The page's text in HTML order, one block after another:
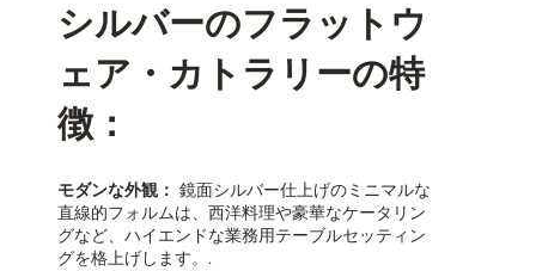
シルバーのフラットウ
ェア・カトラリーの特
徴：
モダンな外観： 鏡面シルバー仕上げのミニマルな
直線的フォルムは、西洋料理や豪華なケータリン
グなど、ハイエンドな業務用テーブルセッティン
グを格上げします。.